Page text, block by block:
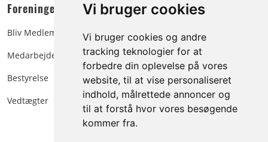
Vi bruger cookies
Vi bruger cookies og andre
tracking teknologier for at
forbedre din oplevelse på vores
website, til at vise personaliseret
indhold, målrettede annoncer og
til at forstå hvor vores besøgende
kommer fra.
Foreningen:
Bliv Medlem
Medarbejdere
Bestyrelse
Vedtægter